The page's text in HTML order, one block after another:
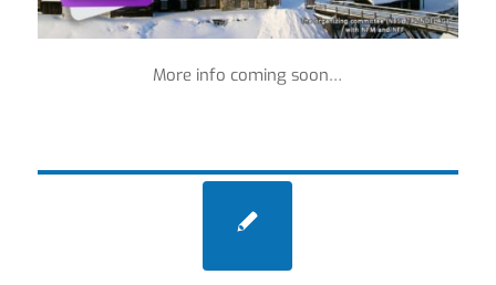
More info coming soon…